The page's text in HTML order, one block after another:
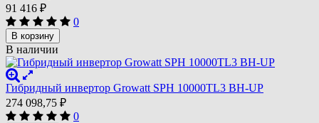
91 416 ₽
0
В корзину
В наличии
Гибридный инвертор Growatt SPH 10000TL3 BH-UP
274 098,75 ₽
0